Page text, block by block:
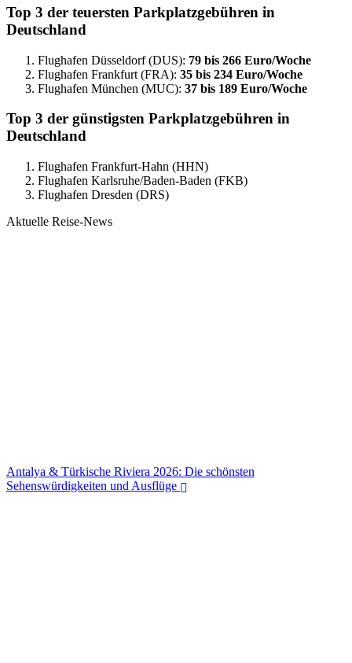
Top 3 der teuersten Parkplatzgebühren in
Deutschland
Flughafen Düsseldorf (DUS): 79 bis 266 Euro/Woche
Flughafen Frankfurt (FRA): 35 bis 234 Euro/Woche
Flughafen München (MUC): 37 bis 189 Euro/Woche
Top 3 der günstigsten Parkplatzgebühren in
Deutschland
Flughafen Frankfurt-Hahn (HHN)
Flughafen Karlsruhe/Baden-Baden (FKB)
Flughafen Dresden (DRS)
Aktuelle Reise-News
Antalya & Türkische Riviera 2026: Die schönsten
Sehenswürdigkeiten und Ausflüge